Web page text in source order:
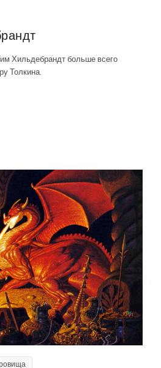
Хильдебрандт больше всего
Толкина.